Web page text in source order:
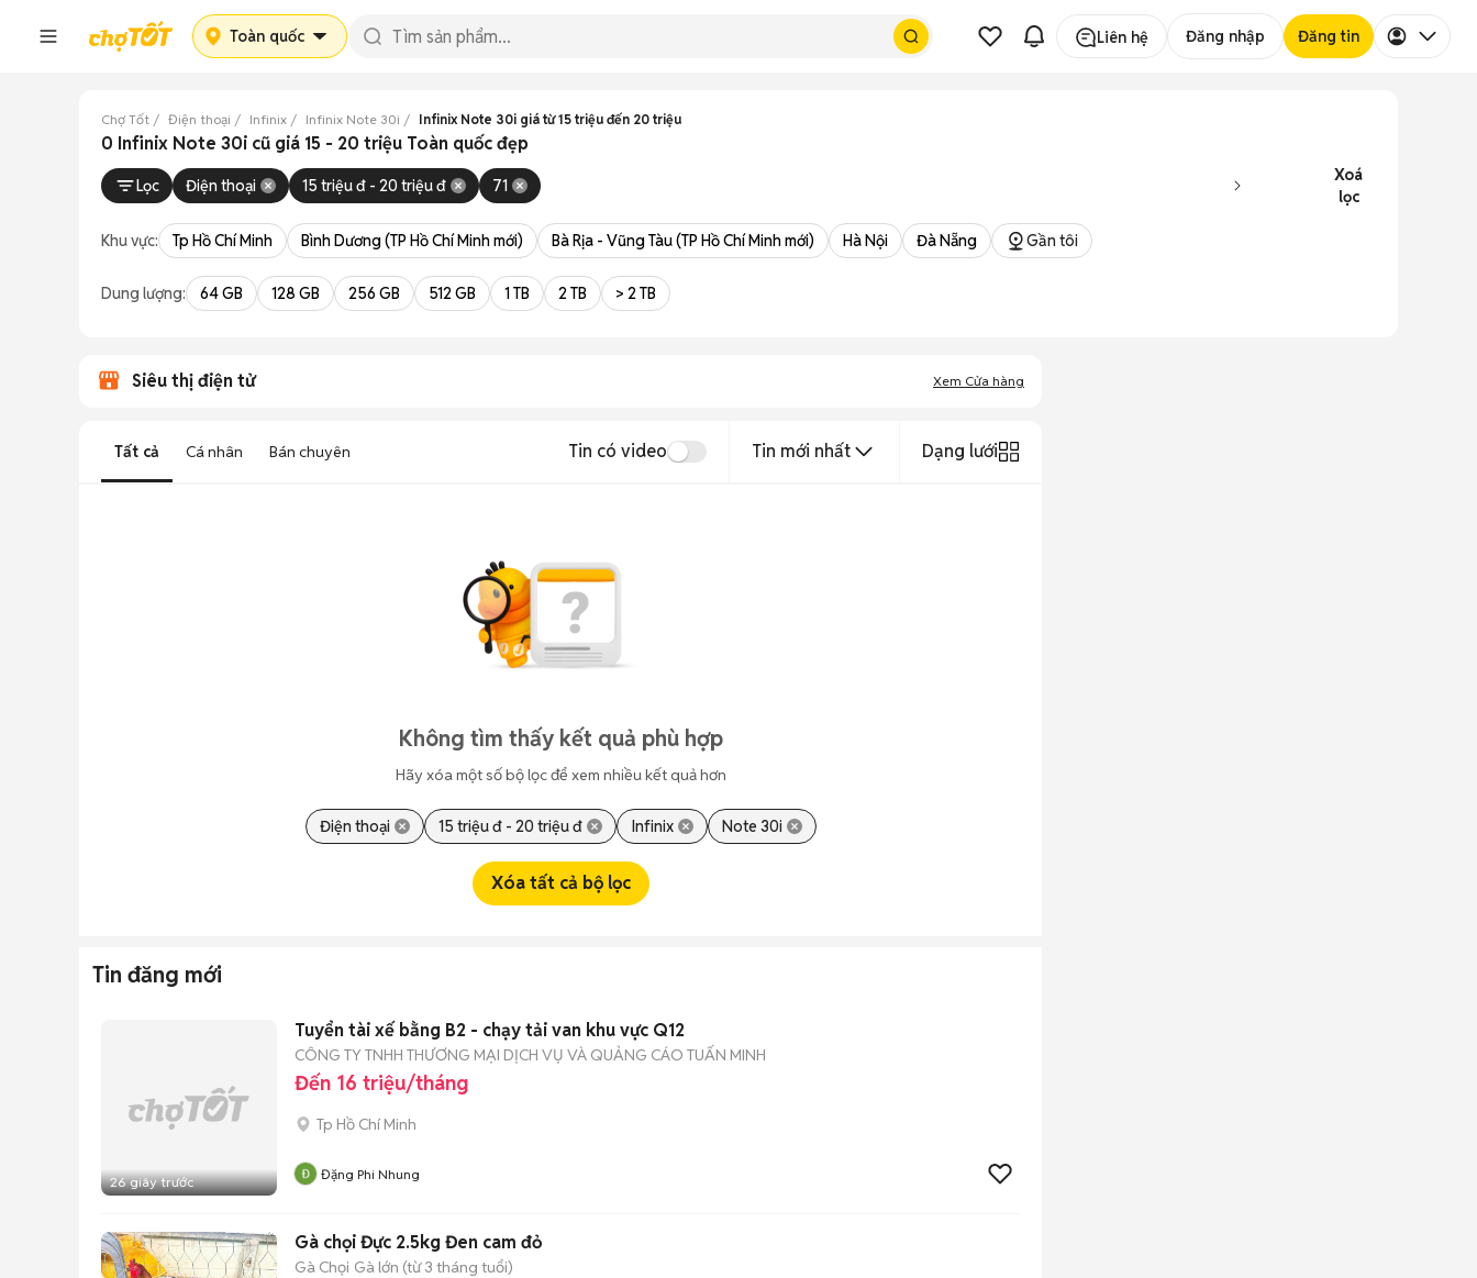
Toàn quốc Liên hệ Đăng nhập Đăng tin
Chợ Tốt Điện thoại Infinix Infinix Note 30i Infinix Note 30i giá từ 15 triệu đến 20 triệu
0 Infinix Note 30i cũ giá 15 - 20 triệu Toàn quốc đẹp
Lọc Điện thoại 15 triệu đ - 20 triệu đ 71
Xoá
lọc
Khu vực: Tp Hồ Chí Minh Bình Dương (TP Hồ Chí Minh mới) Bà Rịa - Vũng Tàu (TP Hồ Chí Minh mới) Hà Nội Đà Nẵng Gần tôi
Dung lượng: 64 GB 128 GB 256 GB 512 GB 1 TB 2 TB > 2 TB
Siêu thị điện tử Xem Cửa hàng
Tất cả Cá nhân Bán chuyên Tin có video Tin mới nhất Dạng lưới
Không tìm thấy kết quả phù hợp
Hãy xóa một số bộ lọc để xem nhiều kết quả hơn
Điện thoại 15 triệu đ - 20 triệu đ Infinix Note 30i
Xóa tất cả bộ lọc
Tin đăng mới
26 giây trước
Tuyển tài xế bằng B2 - chạy tải van khu vực Q12
CÔNG TY TNHH THƯƠNG MẠI DỊCH VỤ VÀ QUẢNG CÁO TUẤN MINH
Đến 16 triệu/tháng
Tp Hồ Chí Minh
Đặng Phi Nhung
Gà chọi Đực 2.5kg Đen cam đỏ
Gà Chọi Gà lớn (từ 3 tháng tuổi)